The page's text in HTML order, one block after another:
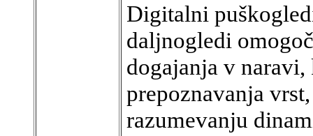
Digitalni
daljnogledi
dogajanja v
prepoznavanja
razumevanju